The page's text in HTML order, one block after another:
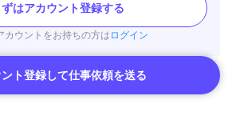
ずはアカウント登録する
カウントをお持ちの方は ログイン
ト登録して仕事依頼を送る